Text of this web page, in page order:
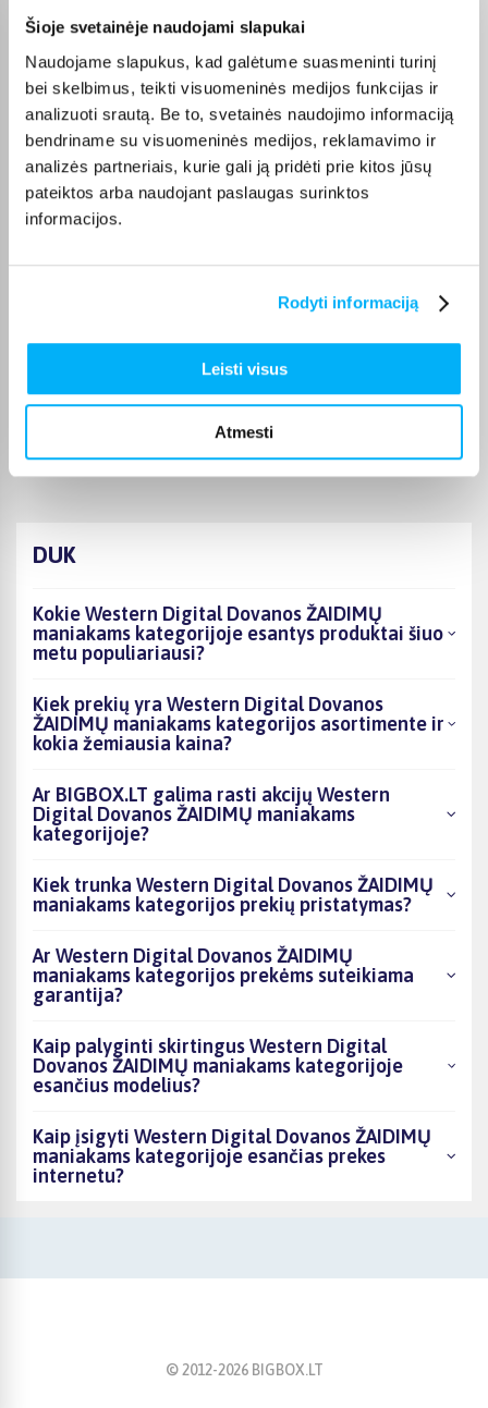
Šioje svetainėje naudojami slapukai
Naudojame slapukus, kad galėtume suasmeninti turinį
bei skelbimus, teikti visuomeninės medijos funkcijas ir
analizuoti srautą. Be to, svetainės naudojimo informaciją
bendriname su visuomeninės medijos, reklamavimo ir
analizės partneriais, kurie gali ją pridėti prie kitos jūsų
pateiktos arba naudojant paslaugas surinktos
informacijos.
Rodyti informaciją
Leisti visus
Atmesti
GYTIS M.
Viskas sklandžiai ir greitai, niekada nenuvilia
Edita M.
Patvirtintas pirkėjas
Prekė gauta pilnos komplektacijos
Karolis G.
DUK
Kokie Western Digital Dovanos ŽAIDIMŲ
maniakams kategorijoje esantys produktai šiuo
metu populiariausi?
Kiek prekių yra Western Digital Dovanos
ŽAIDIMŲ maniakams kategorijos asortimente ir
kokia žemiausia kaina?
Ar BIGBOX.LT galima rasti akcijų Western
Digital Dovanos ŽAIDIMŲ maniakams
kategorijoje?
Kiek trunka Western Digital Dovanos ŽAIDIMŲ
maniakams kategorijos prekių pristatymas?
Ar Western Digital Dovanos ŽAIDIMŲ
maniakams kategorijos prekėms suteikiama
garantija?
Kaip palyginti skirtingus Western Digital
Dovanos ŽAIDIMŲ maniakams kategorijoje
esančius modelius?
Kaip įsigyti Western Digital Dovanos ŽAIDIMŲ
maniakams kategorijoje esančias prekes
internetu?
© 2012-2026BIGBOX.LT